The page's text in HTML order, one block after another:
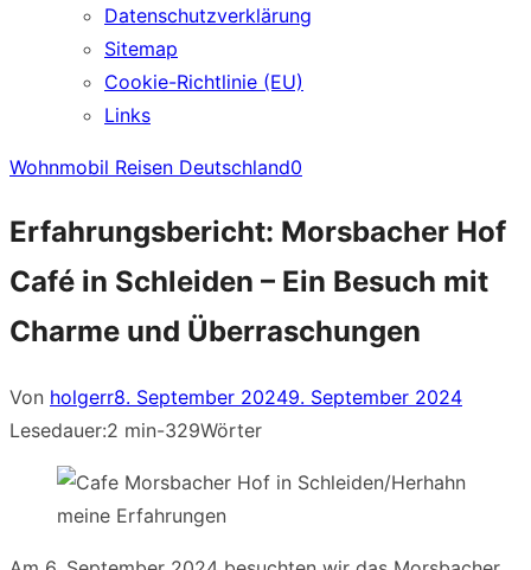
Datenschutzverklärung
Sitemap
Cookie-Richtlinie (EU)
Links
Wohnmobil Reisen Deutschland0
Erfahrungsbericht: Morsbacher Hof
Café in Schleiden – Ein Besuch mit
Charme und Überraschungen
Von holgerrVeröffentlicht
am
8. September 20249. September 2024
Lesedauer:2 min-329Wörter